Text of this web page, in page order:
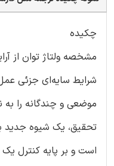
چکیده
شرایط سایه‌ای جزئی